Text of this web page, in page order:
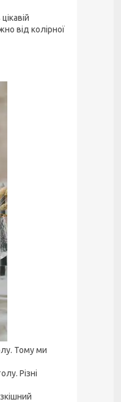
від колірної
Тому ми
Різні